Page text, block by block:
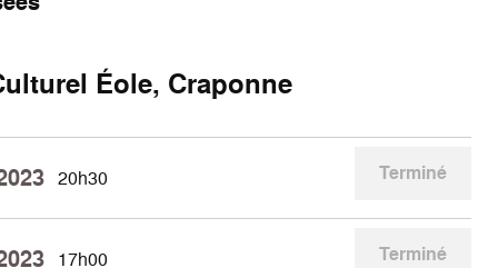
Éole, Craponne
20h30 Terminé
17h00 Terminé